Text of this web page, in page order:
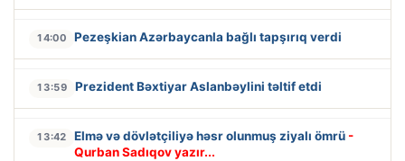
14:00 Pezeşkian Azərbaycanla bağlı tapşırıq verdi
13:59 Prezident Bəxtiyar Aslanbəylini təltif etdi
13:42 Elmə və dövlətçiliyə həsr olunmuş ziyalı ömrü -
Qurban Sadıqov yazır...